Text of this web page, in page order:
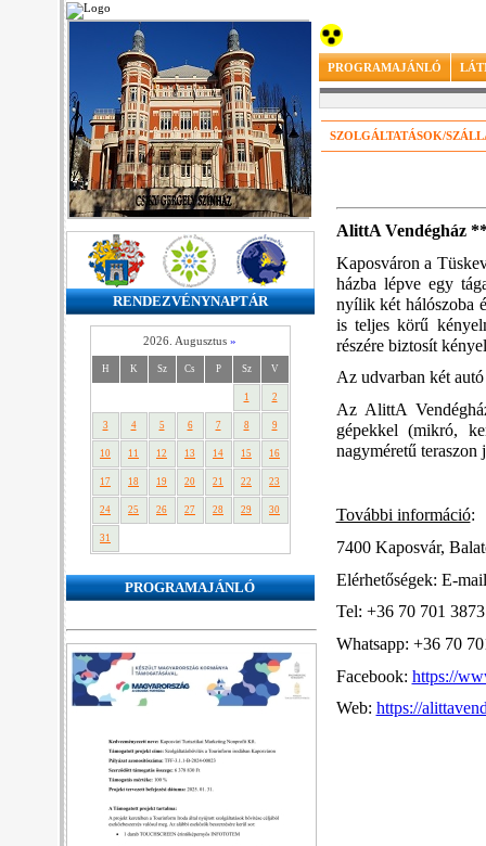
RENDEZVÉNYNAPTÁR
2026. Augusztus »
H K Sz Cs P Sz V
1 2
3 4 5 6 7 8 9
10 11 12 13 14 15 16
17 18 19 20 21 22 23
24 25 26 27 28 29 30
31
PROGRAMAJÁNLÓ
PROGRAMAJÁNLÓ
SZOLGÁLTATÁSOK/
AlittA Vendégház
Kaposváron a
házba lépve egy
nyílik két hálószoba
is teljes körű
részére biztosít
Az udvarban két
Az AlittA
gépekkel (mikró,
nagyméretű teraszon
További információ:
7400 Kaposvár,
Elérhetőségek: E-
Tel: +36 70 701 3873
Whatsapp: +36 70
Facebook: https://
Web: https://